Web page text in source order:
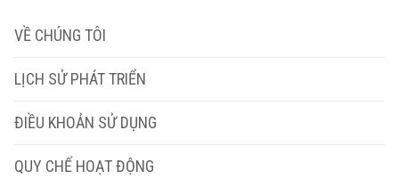
VỀ CHÚNG TÔI
LỊCH SỬ PHÁT TRIỂN
ĐIỀU KHOẢN SỬ DỤNG
QUY CHẾ HOẠT ĐỘNG